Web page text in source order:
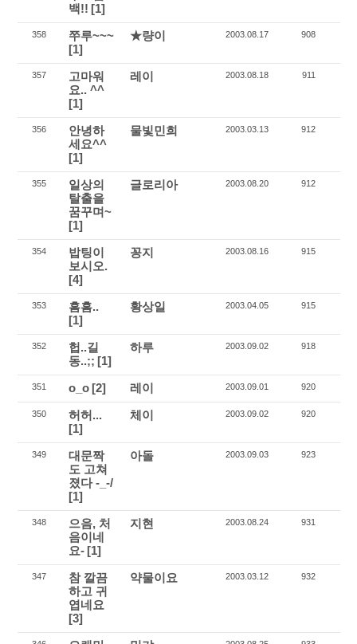
백!! [1]
358
쭈루~~~
[1]
★량이 2003.08.17 908
357
고마워
요.. ^^
[1]
레이 2003.08.18 911
356
안녕하
세요^^
[1]
물빛민희 2003.03.13 912
355
일상의
탈출을
꿈꾸며~
[1]
글로리아 2003.08.20 912
354
밥팅이
보시오.
[4]
꽁지 2003.08.16 915
353
흠흠..
[1]
황상일 2003.04.05 915
352
헙..길
동..;; [1]
하루 2003.09.02 918
351 o_o [2] 레이 2003.09.01 920
350
허허...
[1]
체이 2003.09.02 920
349
대문짝
도 고쳐
졌다 -_-/
[1]
아돌 2003.09.03 923
348
으음, 처
음이네
요- [1]
지현 2003.08.24 931
347
참 깔끔
하고 귀
엽네요
[3]
약물이요 2003.03.12 932